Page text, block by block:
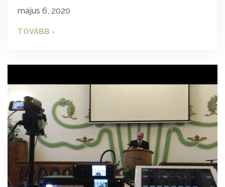
május 6, 2020
TOVÁBB -